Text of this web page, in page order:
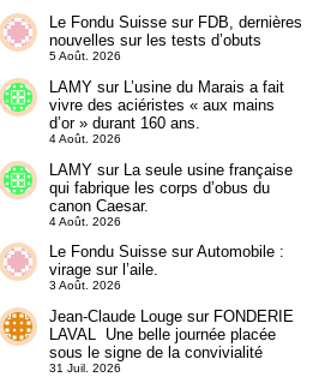
Le Fondu Suissesur FDB, dernières
nouvelles sur les tests d’obuts
5 Août. 2026
LAMYsur L’usine du Marais a fait
vivre des aciéristes « aux mains
d’or » durant 160 ans.
4 Août. 2026
LAMYsur La seule usine française
qui fabrique les corps d’obus du
canon Caesar.
4 Août. 2026
Le Fondu SuissesurAutomobile :
virage sur l’aile.
3 Août. 2026
Jean-Claude Lougesur FONDERIE
LAVAL Une belle journée placée
sous le signe de la convivialité
31 Juil. 2026